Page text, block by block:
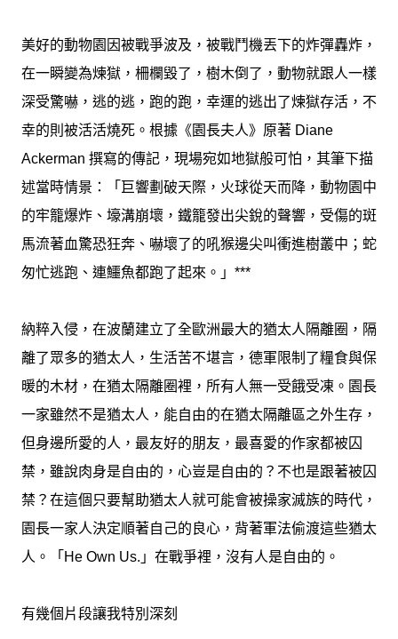
美好的動物園因被戰爭波及，被戰鬥機丟下的炸彈轟炸，
在一瞬變為煉獄，柵欄毀了，樹木倒了，動物就跟人一樣
深受驚嚇，逃的逃，跑的跑，幸運的逃出了煉獄存活，不
幸的則被活活燒死。根據《園長夫人》原著 Diane
Ackerman 撰寫的傳記，現場宛如地獄般可怕，其筆下描
述當時情景：「巨響劃破天際，火球從天而降，動物園中
的牢籠爆炸、壕溝崩壞，鐵籠發出尖銳的聲響，受傷的斑
馬流著血驚恐狂奔、嚇壞了的吼猴邊尖叫衝進樹叢中；蛇
匆忙逃跑、連鱷魚都跑了起來。」***
納粹入侵，在波蘭建立了全歐洲最大的猶太人隔離圈，隔
離了眾多的猶太人，生活苦不堪言，德軍限制了糧食與保
暖的木材，在猶太隔離圈裡，所有人無一受餓受凍。園長
一家雖然不是猶太人，能自由的在猶太隔離區之外生存，
但身邊所愛的人，最友好的朋友，最喜愛的作家都被囚
禁，雖說肉身是自由的，心豈是自由的？不也是跟著被囚
禁？在這個只要幫助猶太人就可能會被操家滅族的時代，
園長一家人決定順著自己的良心，背著軍法偷渡這些猶太
人。「He Own Us.」在戰爭裡，沒有人是自由的。
有幾個片段讓我特別深刻